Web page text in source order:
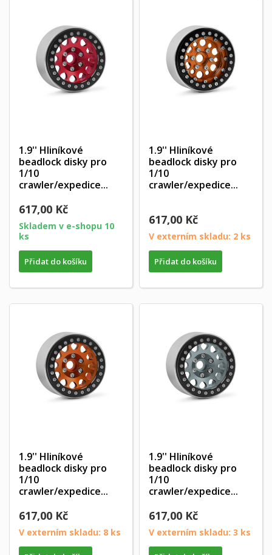
1.9'' Hliníkové
beadlock disky pro
1/10
crawler/expedice...
617,00 Kč
Skladem v e-shopu 10
ks
Přidat do košíku
1.9'' Hliníkové
beadlock disky pro
1/10
crawler/expedice...
617,00 Kč
V externím skladu: 2 ks
Přidat do košíku
1.9'' Hliníkové
beadlock disky pro
1/10
crawler/expedice...
617,00 Kč
V externím skladu: 8 ks
1.9'' Hliníkové
beadlock disky pro
1/10
crawler/expedice...
617,00 Kč
V externím skladu: 3 ks